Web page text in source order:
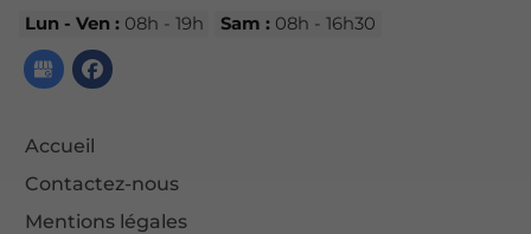
Lun - Ven :08h - 19h Sam :08h - 16h30
Accueil
Contactez-nous
Mentions légales